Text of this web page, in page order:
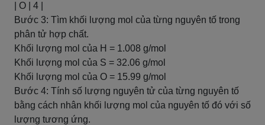
| O | 4 |
Bước 3: Tìm khối lượng mol của từng nguyên tố trong
phân tử hợp chất.
Khối lượng mol của H = 1.008 g/mol
Khối lượng mol của S = 32.06 g/mol
Khối lượng mol của O = 15.99 g/mol
Bước 4: Tính số lượng nguyên tử của từng nguyên tố
bằng cách nhân khối lượng mol của nguyên tố đó với số
lượng tương ứng.